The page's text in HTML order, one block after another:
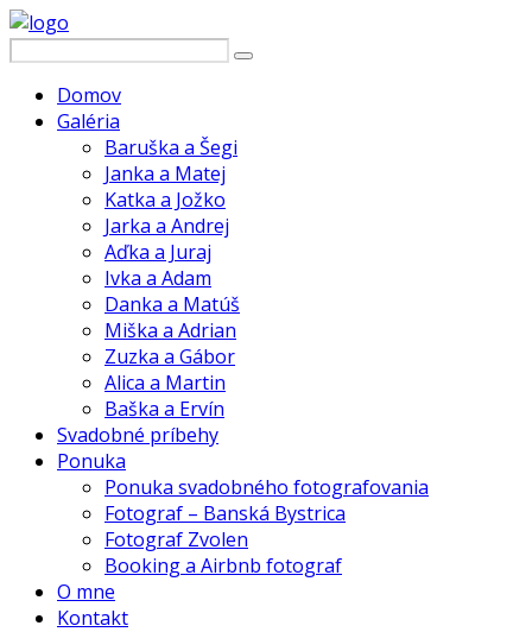
Domov
Galéria
Baruška a Šegi
Janka a Matej
Katka a Jožko
Jarka a Andrej
Aďka a Juraj
Ivka a Adam
Danka a Matúš
Miška a Adrian
Zuzka a Gábor
Alica a Martin
Baška a Ervín
Svadobné príbehy
Ponuka
Ponuka svadobného fotografovania
Fotograf – Banská Bystrica
Fotograf Zvolen
Booking a Airbnb fotograf
O mne
Kontakt